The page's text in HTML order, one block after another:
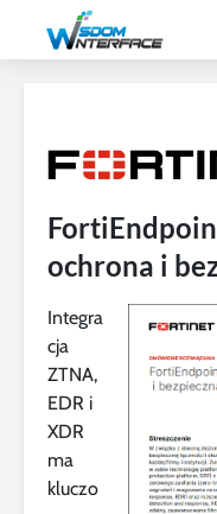
ochrona i
Integra
cja
ZTNA,
EDR i
XDR
ma
kluczo